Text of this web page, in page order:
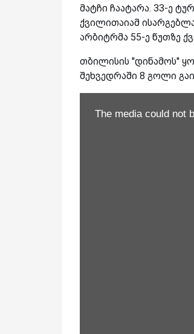
მატჩი ჩაატარა. 33-ე
ქვილითაიამ
არბიტრმა 55-ე წუთზე
თბილისის ''დინამოს''
შეხვედრაში 8 გოლი
The media could not